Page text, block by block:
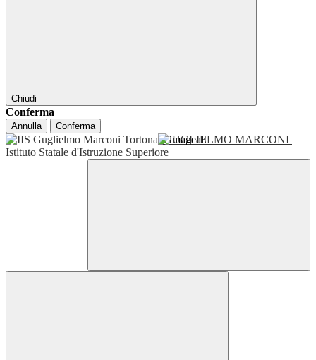
Chiudi
Conferma
Annulla Conferma
GUGLIELMO MARCONI
Istituto Statale d'Istruzione Superiore